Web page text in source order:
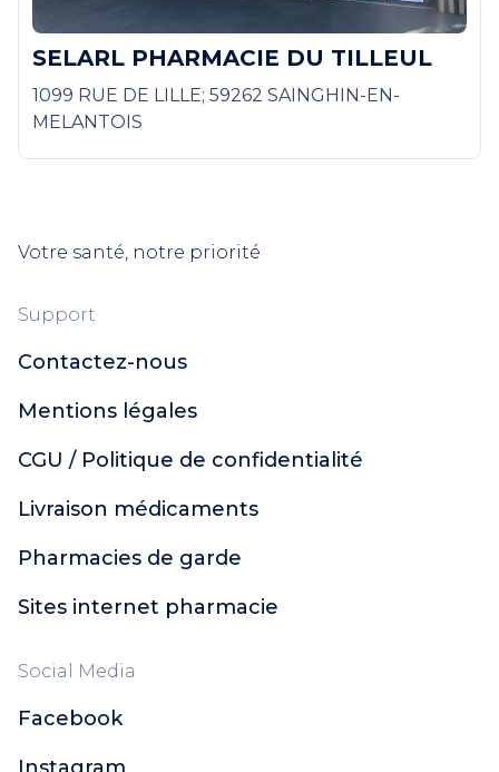
SELARL PHARMACIE DU TILLEUL
1099 RUE DE LILLE; 59262 SAINGHIN-EN-
MELANTOIS
Votre santé, notre priorité
Support
Contactez-nous
Mentions légales
CGU / Politique de confidentialité
Livraison médicaments
Pharmacies de garde
Sites internet pharmacie
Social Media
Facebook